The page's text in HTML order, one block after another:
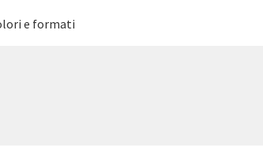
e formati